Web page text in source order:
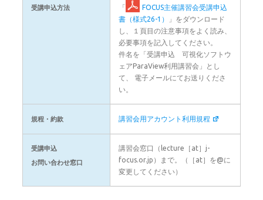
受講申込方法 「
FOCUS主催講習会受講申込
書（様式26-1）
」をダウンロード
し、１頁目の注意事項をよく読み、
必要事項を記入してください。
件名を「受講申込 可視化ソフトウ
ェアParaView利用講習会」とし
て、 電子メールにてお送りくださ
い。
規程・約款 講習会用アカウント利用規程
受講申込
お問い合わせ窓口
講習会窓口（lecture［at］j-
focus.or.jp）まで。（［at］を@に
変更してください）